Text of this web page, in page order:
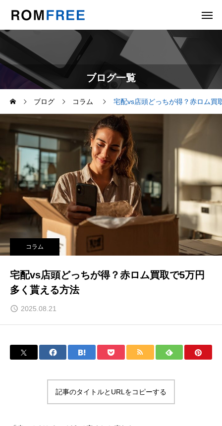
ブログ一覧
ブログ コラム 宅配vs店頭どっちが得？赤ロム買
コラム
宅配vs店頭どっちが得？赤ロム買取で5万円
多く貰える方法
2025.08.21
記事のタイトルとURLをコピーする